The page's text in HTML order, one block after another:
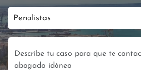
Penalistas